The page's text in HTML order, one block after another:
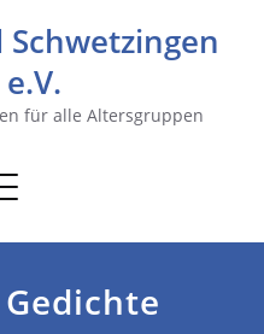
Schwetzingen
für alle Altersgruppen